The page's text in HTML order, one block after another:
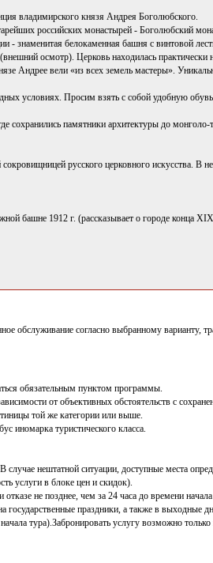
владимирского князя Андрея Боголюбского.
российских монастырей - Боголюбский
- знаменитая белокаменная башня с винтовой
осмотр). Церковь находилась практически
Андрее вели «из всех земель мастеры».
условиях. Просим взять с собой удобную
сохранились памятники архитектуры до монголо-
русского церковного искусства. В
башне 1912 г. (рассказывает о городе конца
обслуживание согласно выбранному варианту,
обязательным пунктом программы.
от объективных обстоятельств с
той же категории или выше.
иномарка туристического класса.
случае нештатной ситуации, доступные места
услуги в блоке цен и скидок).
не позднее, чем за 24 часа до времени
праздники, а также в выходные
тура).Забронировать услугу возможно